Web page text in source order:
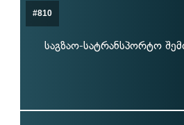
#810
საგზაო-სატრანსპორტო